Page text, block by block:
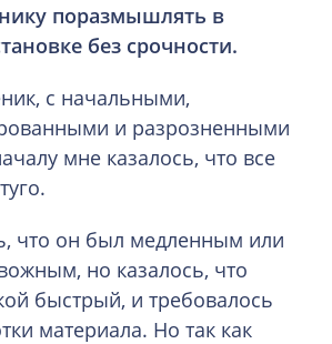
поразмышлять в
без срочности.
с начальными,
и разрозненными
мне казалось, что все
что он был медленным или
но казалось, что
быстрый, и требовалось
материала. Но так как